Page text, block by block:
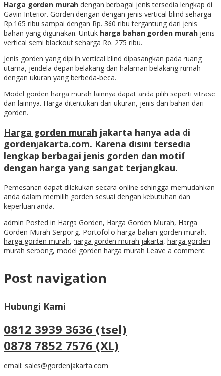
Harga gorden murah dengan berbagai jenis tersedia lengkap di
Gavin Interior. Gorden dengan dengan jenis vertical blind seharga
Rp.165 ribu sampai dengan Rp. 360 ribu tergantung dari jenis
bahan yang digunakan. Untuk harga bahan gorden murah jenis
vertical semi blackout seharga Ro. 275 ribu.
Jenis gorden yang dipilih vertical blind dipasangkan pada ruang
utama, jendela depan belakang dan halaman belakang rumah
dengan ukuran yang berbeda-beda.
Model gorden harga murah lainnya dapat anda pilih seperti vitrase
dan lainnya. Harga ditentukan dari ukuran, jenis dan bahan dari
gorden.
Harga gorden murah jakarta hanya ada di
gordenjakarta.com. Karena disini tersedia
lengkap berbagai jenis gorden dan motif
dengan harga yang sangat terjangkau.
Pemesanan dapat dilakukan secara online sehingga memudahkan
anda dalam memilih gorden sesuai dengan kebutuhan dan
keperluan anda.
admin Posted in Harga Gorden, Harga Gorden Murah, Harga
Gorden Murah Serpong, Portofolio harga bahan gorden murah,
harga gorden murah, harga gorden murah jakarta, harga gorden
murah serpong, model gorden harga murah Leave a comment
Post navigation
Hubungi Kami
0812 3939 3636 (tsel)
0878 7852 7576 (XL)
email: sales@gordenjakarta.com